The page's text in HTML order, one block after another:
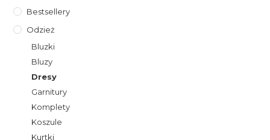
Bestsellery
Odzież
Bluzki
Bluzy
Dresy
Garnitury
Komplety
Koszule
Kurtki